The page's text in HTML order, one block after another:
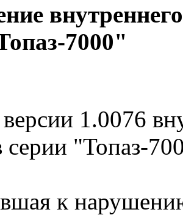
7000"
1.0076
серии "Топаз-
к